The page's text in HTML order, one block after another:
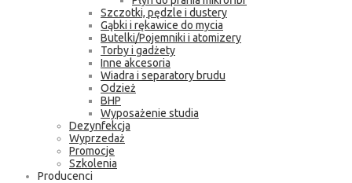
Szczotki, pędzle i dustery
Gąbki i rękawice do mycia
Butelki/Pojemniki i atomizery
Torby i gadżety
Inne akcesoria
Wiadra i separatory brudu
Odzież
BHP
Wyposażenie studia
Dezynfekcja
Wyprzedaż
Promocje
Szkolenia
Producenci